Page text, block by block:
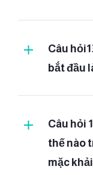
Câu
bắt đầu
Câu hỏi
thế nào
mặc